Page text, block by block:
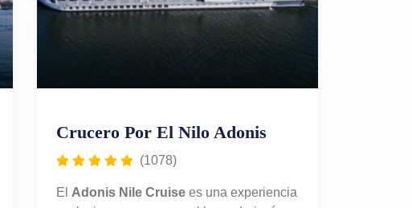
Crucero Por El Nilo Adonis
(1078)
El Adonis Nile Cruise es una experiencia